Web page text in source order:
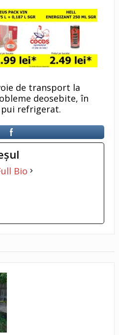
de transport la
deosebite, în
refrigerat.
Bio